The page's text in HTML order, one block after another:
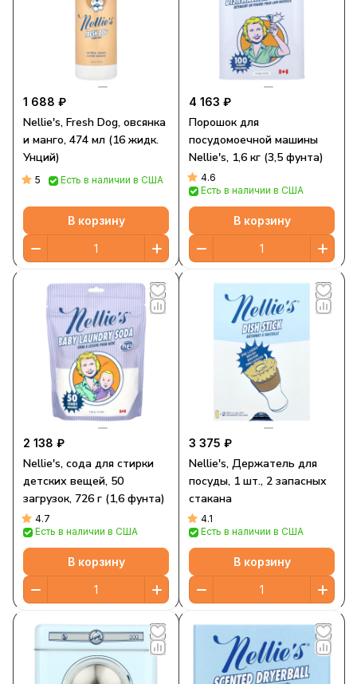
1 688 ₽
Nellie's, Fresh Dog, овсянка
и манго, 474 мл (16 жидк.
Унций)
5 Есть в наличии в США
В корзину
4 163 ₽
Порошок для
посудомоечной машины
Nellie's, 1,6 кг (3,5 фунта)
4.6
Есть в наличии в США
В корзину
2 138 ₽
Nellie's, сода для стирки
детских вещей, 50
загрузок, 726 г (1,6 фунта)
4.7
Есть в наличии в США
В корзину
3 375 ₽
Nellie's, Держатель для
посуды, 1 шт., 2 запасных
стакана
4.1
Есть в наличии в США
В корзину